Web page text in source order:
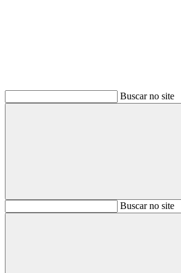
Buscar no site
BuscarBuscar no site